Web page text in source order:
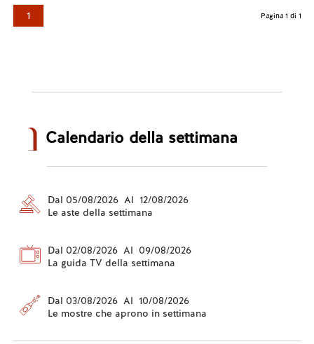
1 Pagina 1 di 1
Calendario della settimana
Dal 05/08/2026 Al 12/08/2026
Le aste della settimana
Dal 02/08/2026 Al 09/08/2026
La guida TV della settimana
Dal 03/08/2026 Al 10/08/2026
Le mostre che aprono in settimana